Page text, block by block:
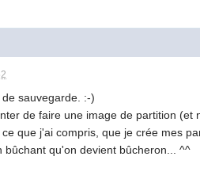
sauvegarde. :-)
de faire une image de partition (et
que j'ai compris, que je crée mes
bûchant qu'on devient bûcheron... ^^